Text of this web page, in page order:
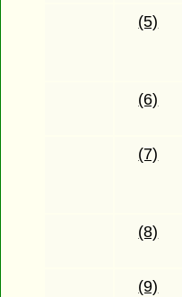
(5)
(6)
(7)
(8)
(9)